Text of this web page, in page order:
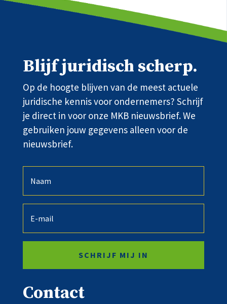
Blijf juridisch scherp.
Op de hoogte blijven van de meest actuele
juridische kennis voor ondernemers? Schrijf
je direct in voor onze MKB nieuwsbrief. We
gebruiken jouw gegevens alleen voor de
nieuwsbrief.
SCHRIJF MIJ IN
Contact